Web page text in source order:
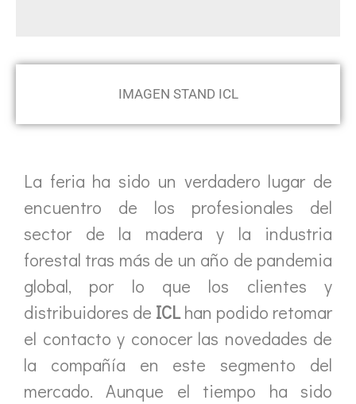
IMAGEN STAND ICL
La feria ha sido un verdadero lugar de
encuentro de los profesionales del
sector de la madera y la industria
forestal tras más de un año de pandemia
global, por lo que los clientes y
distribuidores de ICL han podido retomar
el contacto y conocer las novedades de
la compañía en este segmento del
mercado. Aunque el tiempo ha sido